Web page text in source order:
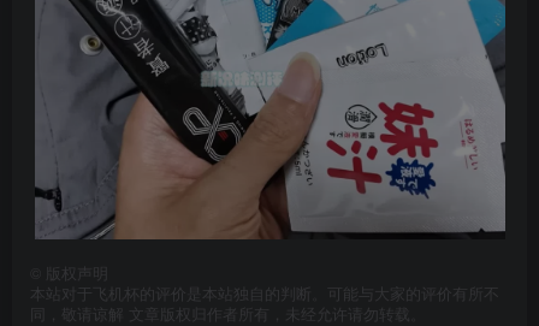
版权声明
本站对于飞机杯的评价是本站独自的判断。可能与大家的评价有所不
同，敬请谅解 文章版权归作者所有，未经允许请勿转载。